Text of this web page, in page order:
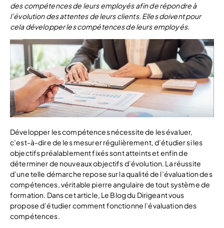
des compétences de leurs employés afin de répondre à
l’évolution des attentes de leurs clients. Elles doivent pour
cela développer les compétences de leurs employés.
Développer les compétences nécessite de les évaluer,
c’est-à-dire de les mesurer régulièrement, d’étudier si les
objectifs préalablement fixés sont atteints et enfin de
déterminer de nouveaux objectifs d’évolution. La réussite
d’une telle démarche repose sur la qualité de l’évaluation des
compétences, véritable pierre angulaire de tout système de
formation. Dans cet article, Le Blog du Dirigeant vous
propose d’étudier comment fonctionne l’évaluation des
compétences.